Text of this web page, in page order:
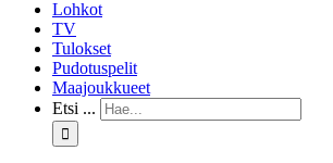
Lohkot
TV
Tulokset
Pudotuspelit
Maajoukkueet
Etsi ...